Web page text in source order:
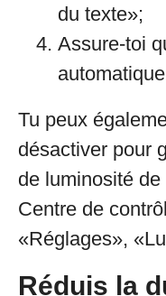
du texte»;
Assure-toi
Tu peux
désactiver pour
de luminosité de
Centre de
«Réglages»,
Réduis la